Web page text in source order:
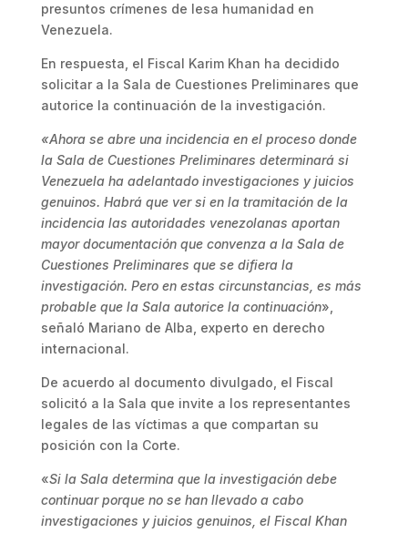
presuntos crímenes de lesa humanidad en
Venezuela.
En respuesta, el Fiscal Karim Khan ha decidido
solicitar a la Sala de Cuestiones Preliminares que
autorice la continuación de la investigación.
«Ahora se abre una incidencia en el proceso donde
la Sala de Cuestiones Preliminares determinará si
Venezuela ha adelantado investigaciones y juicios
genuinos. Habrá que ver si en la tramitación de la
incidencia las autoridades venezolanas aportan
mayor documentación que convenza a la Sala de
Cuestiones Preliminares que se difiera la
investigación. Pero en estas circunstancias, es más
probable que la Sala autorice la continuación»,
señaló Mariano de Alba, experto en derecho
internacional.
De acuerdo al documento divulgado, el Fiscal
solicitó a la Sala que invite a los representantes
legales de las víctimas a que compartan su
posición con la Corte.
«Si la Sala determina que la investigación debe
continuar porque no se han llevado a cabo
investigaciones y juicios genuinos, el Fiscal Khan